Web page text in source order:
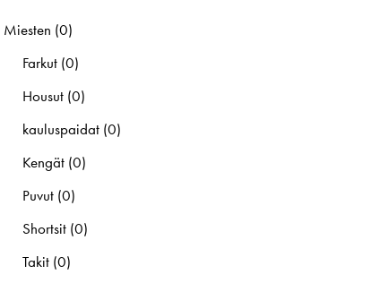
Miesten (0)
Farkut (0)
Housut (0)
kauluspaidat (0)
Kengät (0)
Puvut (0)
Shortsit (0)
Takit (0)